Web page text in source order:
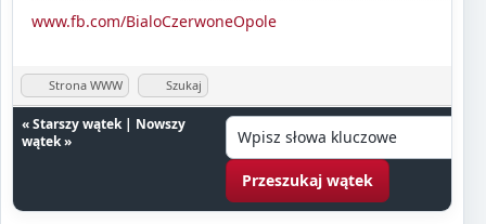
www.fb.com/BialoCzerwoneOpole
Strona WWW Szukaj
«Starszy wątek| Nowszy
wątek»